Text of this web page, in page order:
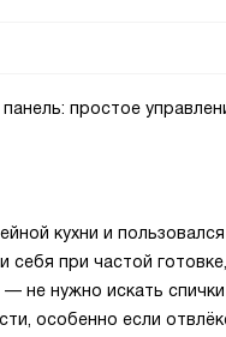
простое
кухни и
себя при частой
нужно искать спички
особенно если